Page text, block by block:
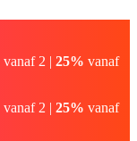
vanaf 2 | 25% vanaf
vanaf 2 | 25% vanaf